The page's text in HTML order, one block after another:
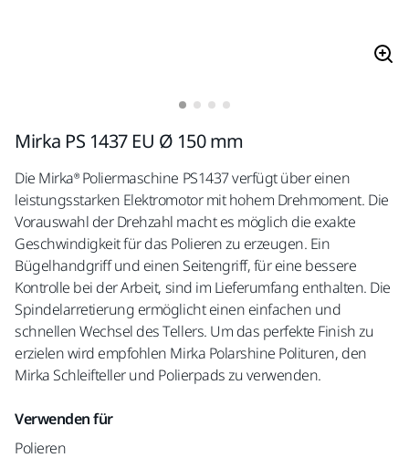
Mirka PS 1437 EU Ø 150 mm
Die Mirka® Poliermaschine PS1437 verfügt über einen
leistungsstarken Elektromotor mit hohem Drehmoment. Die
Vorauswahl der Drehzahl macht es möglich die exakte
Geschwindigkeit für das Polieren zu erzeugen. Ein
Bügelhandgriff und einen Seitengriff, für eine bessere
Kontrolle bei der Arbeit, sind im Lieferumfang enthalten. Die
Spindelarretierung ermöglicht einen einfachen und
schnellen Wechsel des Tellers. Um das perfekte Finish zu
erzielen wird empfohlen Mirka Polarshine Polituren, den
Mirka Schleifteller und Polierpads zu verwenden.
Verwenden für
Polieren